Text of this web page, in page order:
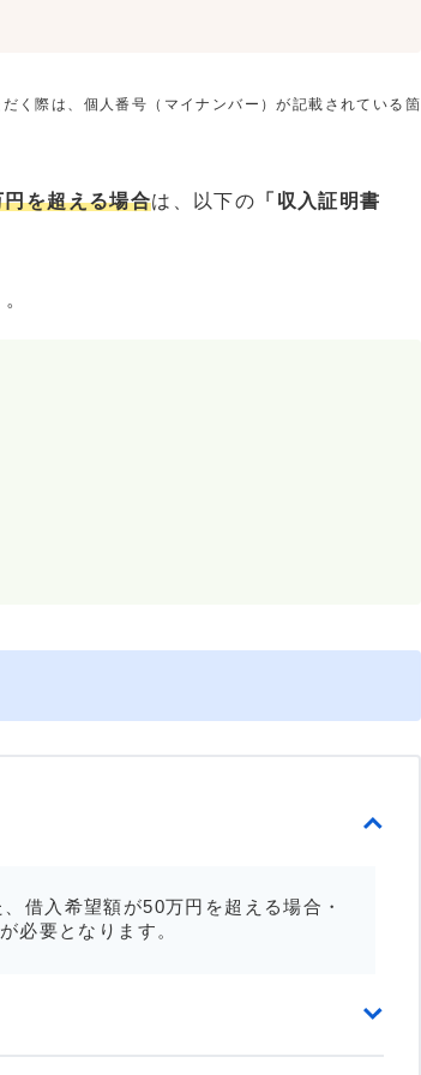
く際は、個人番号（マイナンバー）が記載されている箇
を超える場合は、以下の 「収入証明書
借入希望額が50万円を超える場合・
必要となります。